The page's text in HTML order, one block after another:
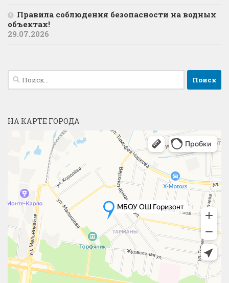
Правила соблюдения безопасности на водных
объектах!
29.07.2026
Найти:
НА КАРТЕ ГОРОДА